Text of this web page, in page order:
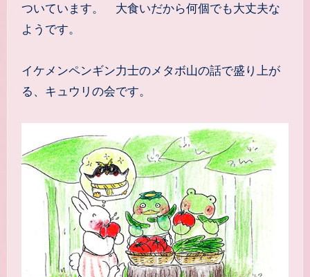
ついています。 大食いだから何個でも大丈夫な
ようです。
イケメンペンギン力士のメタボ山の話で盛り上が
る、キュウリの会です。